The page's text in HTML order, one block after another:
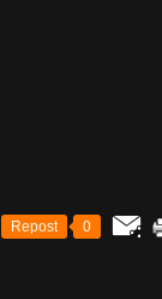
Repost 0